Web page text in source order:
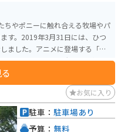
一度訪れてみてください。
ちやポニーに触れ合える牧場やパ
す。2019年3月31日には、ひつ
ました。アニメに登場する「牧
現されています。大人も子供も
お気に入り
駐車： 駐車場あり
予算： 無料